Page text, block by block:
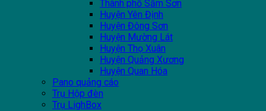
Thành phố Sầm Sơn
Huyện Yên Định
Huyện Đông Sơn
Huyện Mường Lát
Huyện Thọ Xuân
Huyện Quảng Xương
Huyện Quan Hóa
Pano quảng cáo
Trụ Hộp đèn
Trụ LighBox